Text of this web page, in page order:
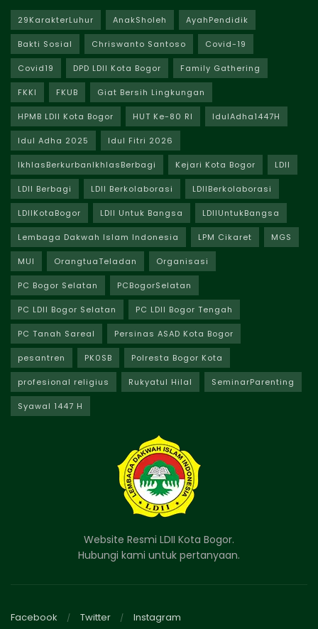
29KarakterLuhur AnakSholeh AyahPendidik
Bakti Sosial Chriswanto Santoso Covid-19
Covid19 DPD LDII Kota Bogor Family Gathering
FKKI FKUB Giat Bersih Lingkungan
HPMB LDII Kota Bogor HUT Ke-80 RI IdulAdha1447H
Idul Adha 2025 Idul Fitri 2026
IkhlasBerkurbanIkhlasBerbagi Kejari Kota Bogor LDII
LDII Berbagi LDII Berkolaborasi LDIIBerkolaborasi
LDIIKotaBogor LDII Untuk Bangsa LDIIUntukBangsa
Lembaga Dakwah Islam Indonesia LPM Cikaret MGS
MUI OrangtuaTeladan Organisasi
PC Bogor Selatan PCBogorSelatan
PC LDII Bogor Selatan PC LDII Bogor Tengah
PC Tanah Sareal Persinas ASAD Kota Bogor
pesantren PK0SB Polresta Bogor Kota
profesional religius Rukyatul Hilal SeminarParenting
Syawal 1447 H
Website Resmi LDII Kota Bogor.
Hubungi kami untuk pertanyaan.
Facebook Twitter Instagram